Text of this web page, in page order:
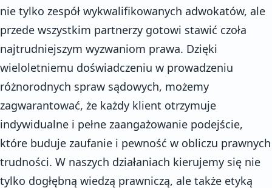
nie tylko zespół wykwalifikowanych adwokatów, ale
przede wszystkim partnerzy gotowi stawić czoła
najtrudniejszym wyzwaniom prawa. Dzięki
wieloletniemu doświadczeniu w prowadzeniu
różnorodnych spraw sądowych, możemy
zagwarantować, że każdy klient otrzymuje
indywidualne i pełne zaangażowanie podejście,
które buduje zaufanie i pewność w obliczu prawnych
trudności. W naszych działaniach kierujemy się nie
tylko dogłębną wiedzą prawniczą, ale także etyką